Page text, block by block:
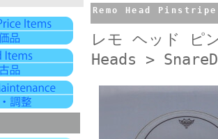
Remo Head
レモ ヘッド ピ
Heads >